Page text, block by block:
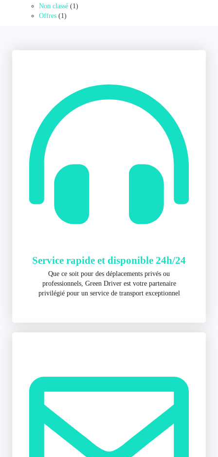
Non classé (1)
Offres (1)
Service rapide et disponible 24h/24
Que ce soit pour des déplacements privés ou
professionnels, Green Driver est votre partenaire
privilégié pour un service de transport exceptionnel